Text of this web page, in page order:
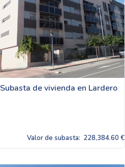
Subasta de vivienda en Lardero
Valor de subasta: 228,384.60 €